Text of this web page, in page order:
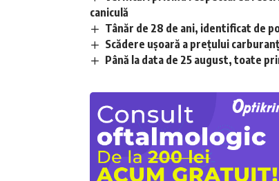
caniculă
Tânăr de 28 de ani, identificat de
Scădere ușoară a prețului
Până la data de 25 august, toate